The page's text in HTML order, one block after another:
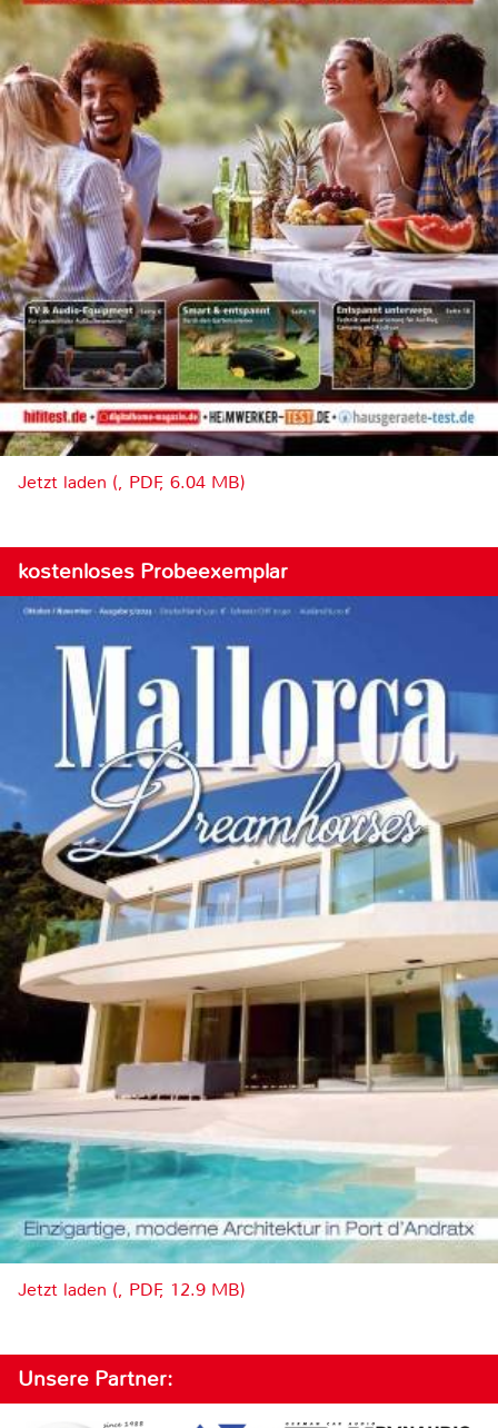
Jetzt laden (, PDF, 6.04 MB)
kostenloses Probeexemplar
Jetzt laden (, PDF, 12.9 MB)
Unsere Partner: